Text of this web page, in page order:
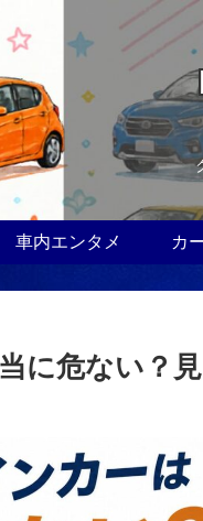
車内エンタメ カ
に危ない？